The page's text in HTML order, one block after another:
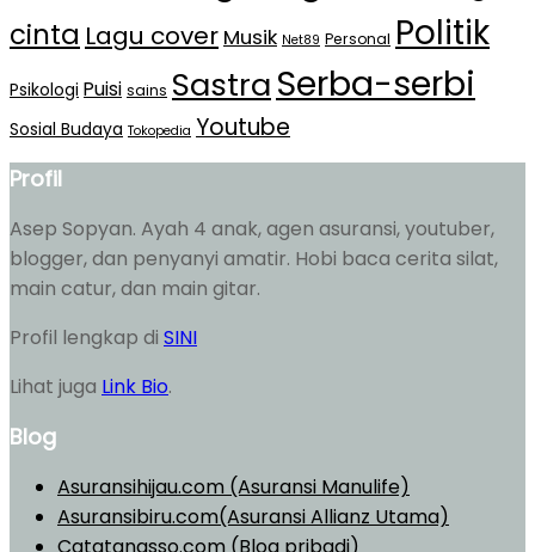
cinta Lagu cover Musik Net89 Personal Politik
Psikologi Puisi sains SastraSerba-serbi
Sosial Budaya Tokopedia Youtube
Profil
Asep Sopyan. Ayah 4 anak, agen asuransi, youtuber,
blogger, dan penyanyi amatir. Hobi baca cerita silat,
main catur, dan main gitar.
Profil lengkap di SINI
Lihat juga Link Bio.
Blog
Asuransihijau.com (Asuransi Manulife)
Asuransibiru.com(Asuransi Allianz Utama)